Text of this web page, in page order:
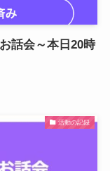
話会～本日20時
活動の記録